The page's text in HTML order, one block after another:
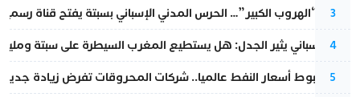
3
عملية “الهروب الكبير”… الحرس المدني الإسباني بسبتة يفتح قناة
4
تقرير إسباني يثير الجدل: هل يستطيع المغرب السيطرة على سبتة
5
رغم هبوط أسعار النفط عالميا.. شركات المحروقات تفرض زيادة